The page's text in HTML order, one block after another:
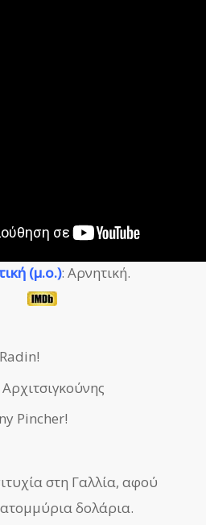
(μ.ο.): Αρνητική.
Pincher!
στη Γαλλία, αφού
δολάρια.